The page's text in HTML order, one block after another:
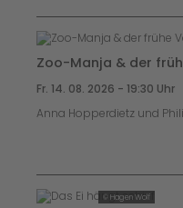
Zoo-Manja & der
Fr. 14. 08. 2026 - 19:30 Uhr
Anna Hopperdietz und
© Hagen Wolf